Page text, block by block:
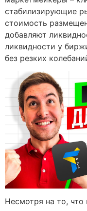
стабилизирующие
стоимость
добавляют
ликвидности у
без резких
Несмотря на то, что